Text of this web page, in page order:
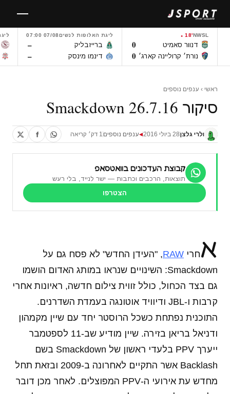
לתוכן
NWSL
18'
דנוור סאמיט 0
נורת׳ קרוליינה קארג׳ 0
ליגת האלופות לנשים07/08 07:00
ברייזבליק –
דינמו מינסק –
ראשי › ענפים נוספים
סיקור Smackdown 26.7.16
ולרי גלצן28 ביולי 2016 ◀ענפים נוספים 1 דק׳ קריאה
קבוצת העדכונים בוואטסאפ
תוצאות, הרכבים וכתבות — ישר לנייד, בלי רעש
הצטרפו
אחרי RAW, "העידן החדש" לא פסח גם על
Smackdown: השינויים שנראו במותג האדום הושמו
גם בצד הכחול, כולל זווית צילום חדשה, ראיונות אחרי
קרבות ו-JBL ודיוויד אוטונגה בעמדת השדרנים.
התוכנית נפתחת כשכל הרוסטר יחד עם שיין מקמהון
ודניאל בריאן בזירה. שיין מודיע שב-11 לספטמבר
ייערך PPV בלעדי ראשון של Smackdown בשם
Backlash אשר התקיים לאחרונה ב-2009 ובזאת תחל
מחדש עת אירועי ה-PPV המפוצלים. לאחר מכן דובר